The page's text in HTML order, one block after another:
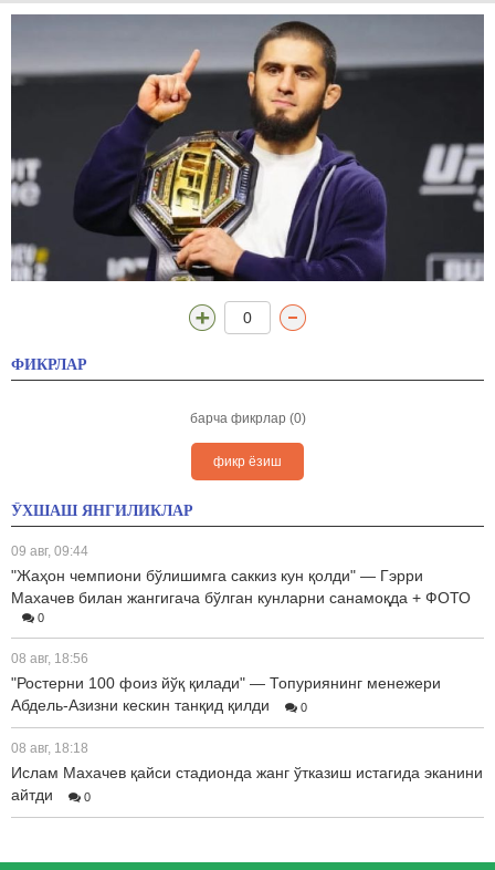
0
ФИКРЛАР
барча фикрлар (0)
фикр ёзиш
ЎХШАШ ЯНГИЛИКЛАР
09 авг, 09:44
"Жаҳон чемпиони бўлишимга саккиз кун қолди" — Гэрри
Махачев билан жангигача бўлган кунларни санамоқда + ФОТО
0
08 авг, 18:56
"Ростерни 100 фоиз йўқ қилади" — Топуриянинг менежери
Абдель-Азизни кескин танқид қилди
0
08 авг, 18:18
Ислам Махачев қайси стадионда жанг ўтказиш истагида эканини
айтди
0